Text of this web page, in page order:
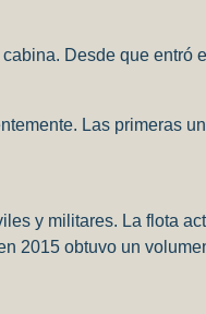
Desde que
Las primeras
y militares. La flota
2015 obtuvo un